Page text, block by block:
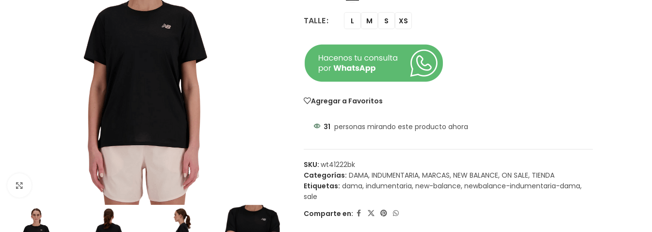
TALLE L M S XS
Agregar a Favoritos
31 personas mirando este producto ahora
SKU: wt41222bk
Categorías: DAMA, INDUMENTARIA, MARCAS, NEW BALANCE, ON SALE, TIENDA
Etiquetas: dama, indumentaria, new-balance, newbalance-indumentaria-dama,
sale
Comparte en: